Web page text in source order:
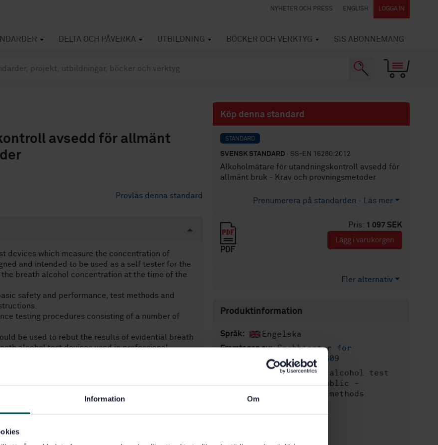
Information Om
NYHETER OCH PRESS ENGLISH LOGGA IN
DELTA OCH PÅVERKA UTBILDNING BÖCKER OCH VERKTYG SIS ABONNEMANG
avsedd för allmänt
Provläs denna standard
devices which measure the concentration of
and intended to be used as a self tester for the
breath alcohol concentration at the time of the
safety and performance, test methods and
testing procedures consisting of a number of
be used to rebut the results of evidential breath
alcohol test devices used in professional
so as to protect, as far as it is practicable,
based on measurement uncertainties, intrinsic in
Köp denna standard
STANDARD
SVENSK STANDARD · SS-EN 16280:2012
Alkoholmätare för utandningskontroll avsedd för
allmänt bruk - Krav och provningsmetoder
Prenumerera på standarden - Läs mer
Pris: 1 097 SEK
PDF
Lägg i varukorgen
Fler alternativ
Produktinformation
Språk: Engelska
Framtagen av:
Snabbtester för
droganalyser, SIS/TK 609
Internationell titel:Breath alcohol test
devices for general public -
Requirements and test methods